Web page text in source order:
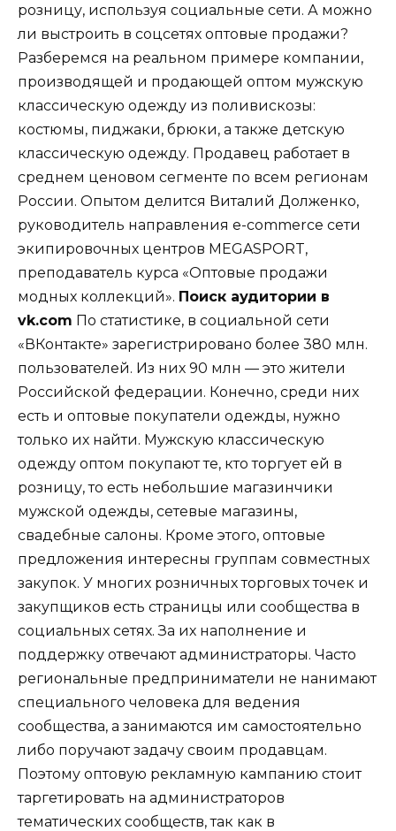
розницу, используя социальные сети. А можно
ли выстроить в соцсетях оптовые продажи?
Разберемся на реальном примере компании,
производящей и продающей оптом мужскую
классическую одежду из поливискозы:
костюмы, пиджаки, брюки, а также детскую
классическую одежду. Продавец работает в
среднем ценовом сегменте по всем регионам
России. Опытом делится Виталий Долженко,
руководитель направления e-commerce сети
экипировочных центров MEGASPORT,
преподаватель курса «Оптовые продажи
модных коллекций». Поиск аудитории в
vk.com По статистике, в социальной сети
«ВКонтакте» зарегистрировано более 380 млн.
пользователей. Из них 90 млн — это жители
Российской федерации. Конечно, среди них
есть и оптовые покупатели одежды, нужно
только их найти. Мужскую классическую
одежду оптом покупают те, кто торгует ей в
розницу, то есть небольшие магазинчики
мужской одежды, сетевые магазины,
свадебные салоны. Кроме этого, оптовые
предложения интересны группам совместных
закупок. У многих розничных торговых точек и
закупщиков есть страницы или сообщества в
социальных сетях. За их наполнение и
поддержку отвечают администраторы. Часто
региональные предприниматели не нанимают
специального человека для ведения
сообщества, а занимаются им самостоятельно
либо поручают задачу своим продавцам.
Поэтому оптовую рекламную кампанию стоит
таргетировать на администраторов
тематических сообществ, так как в